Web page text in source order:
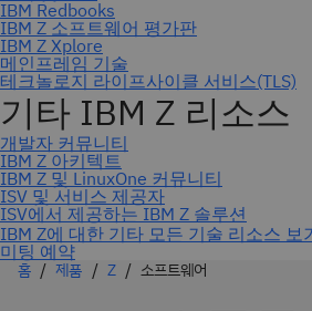
미팅 예약
홈 제품 Z 소프트웨어